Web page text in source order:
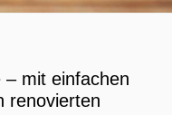
– mit einfachen
renovierten